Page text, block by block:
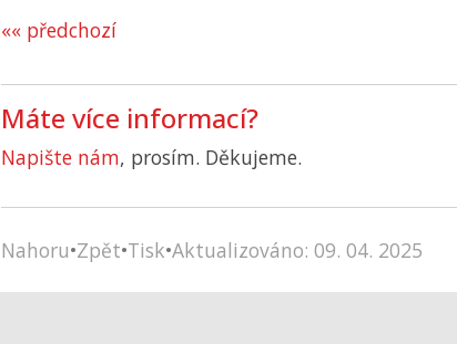
«« předchozí
Máte více informací?
Napište nám, prosím. Děkujeme.
Nahoru•Zpět•Tisk•Aktualizováno: 09. 04. 2025